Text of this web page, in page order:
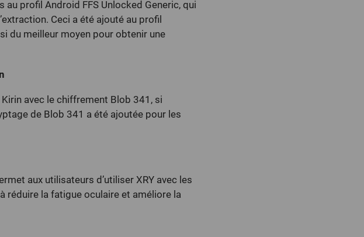
profil Android FFS Unlocked Generic, qui
Ceci a été ajouté au profil
du meilleur moyen pour obtenir une
avec le chiffrement Blob 341, si
de Blob 341 a été ajoutée pour les
aux utilisateurs d’utiliser XRY avec les
réduire la fatigue oculaire et améliore la